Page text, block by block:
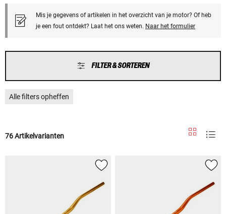
Mis je gegevens of artikelen in het overzicht van je motor? Of heb
je een fout ontdekt? Laat het ons weten. Naar het formulier
FILTER & SORTEREN
Alle filters opheffen
76 Artikelvarianten